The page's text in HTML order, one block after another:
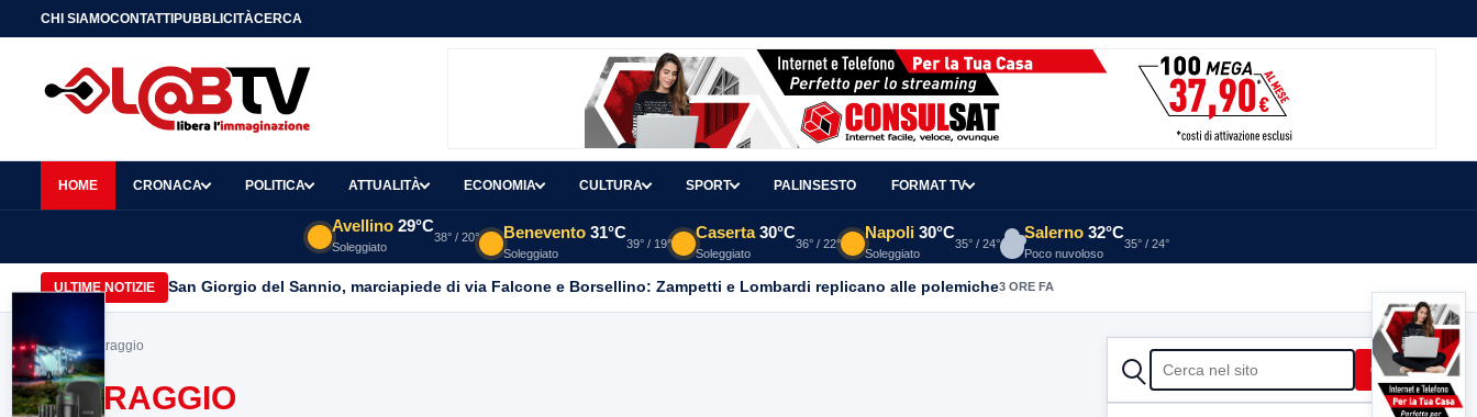
CHI SIAMOCONTATTIPUBBLICITÀCERCA
HOME CRONACA POLITICA ATTUALITÀ ECONOMIA CULTURA SPORT PALINSESTO FORMAT TV
Avellino 29°C
Soleggiato
38° / 20° Benevento 31°C
Soleggiato
39° / 19°
Caserta 30°C
Soleggiato
36° / 22°
Napoli 30°C
Soleggiato
35° / 24°
Salerno 32°C
Poco nuvoloso
35° / 24°
ULTIME NOTIZIE San Giorgio del Sannio, marciapiede di via Falcone e Borsellino: Zampetti e Lombardi replicano alle polemiche3 ORE FA
Home> oltraggio
OLTRAGGIO
CERCA Cerca